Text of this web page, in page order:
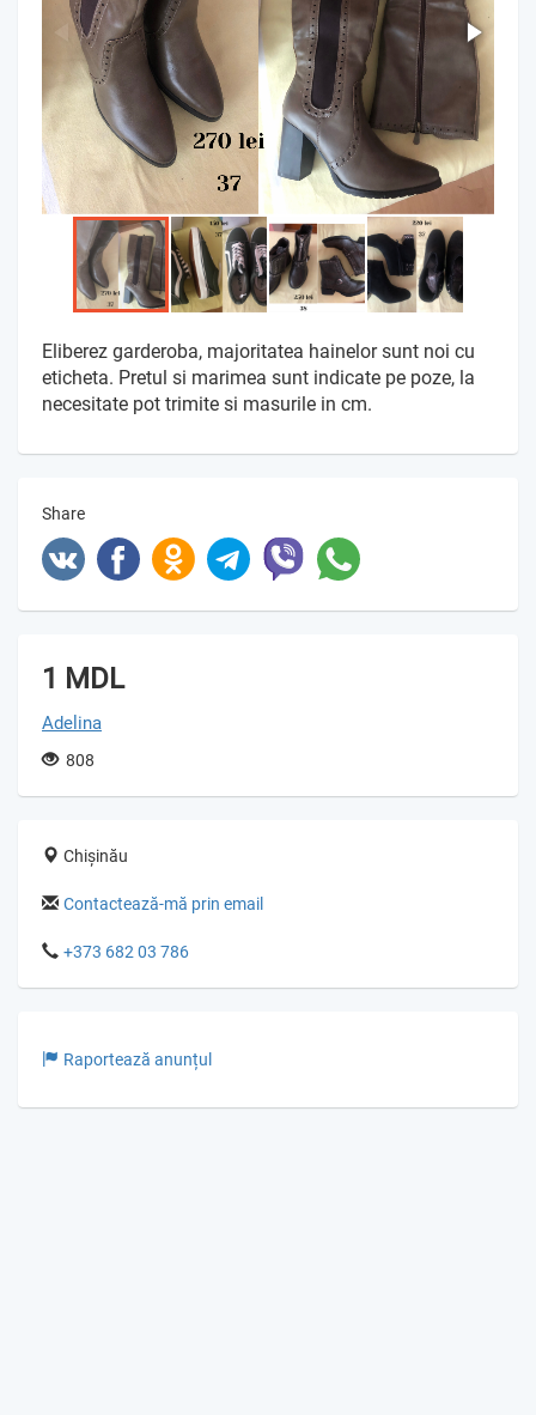
Eliberez garderoba, majoritatea hainelor sunt noi cu
eticheta. Pretul si marimea sunt indicate pe poze, la
necesitate pot trimite si masurile in cm.
Share
1 MDL
Adelina
808
Chișinău
Contactează-mă prin email
+373 682 03 786
Raportează anunțul